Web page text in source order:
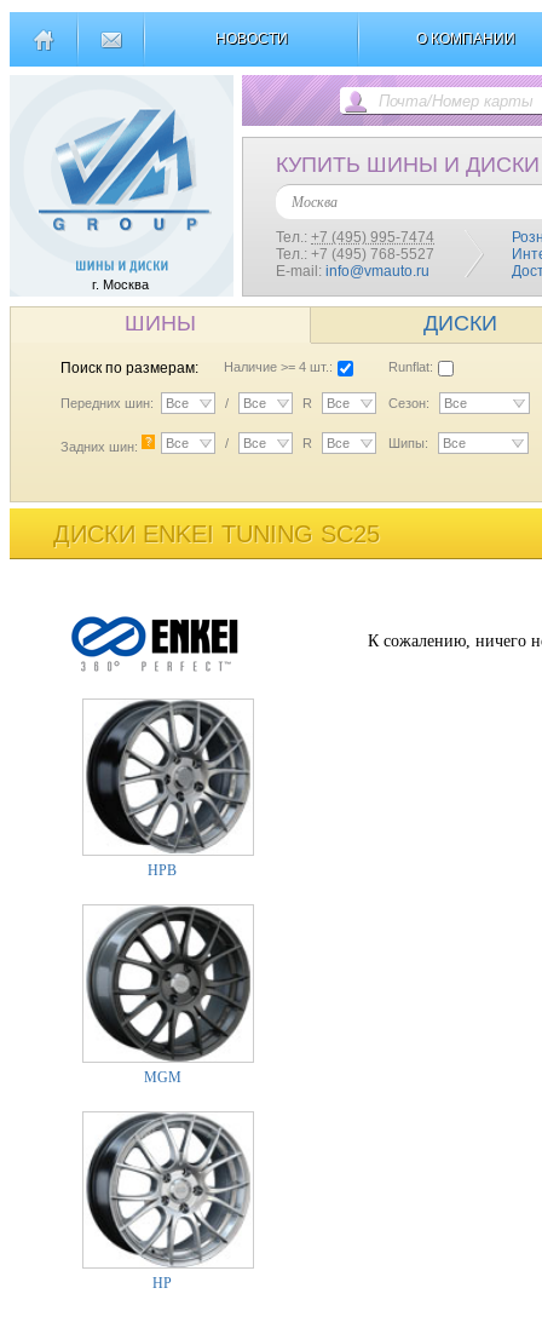
НОВОСТИ О КОМПАНИИ
г. Москва
КУПИТЬ ШИНЫ И ДИСКИ
Москва
Тел.: +7 (495) 995-7474
Тел.: +7 (495) 768-5527
E-mail: info@vmauto.ru
ШИНЫ ДИСКИ
Поиск по размерам: Наличие >= 4 шт.: Runflat:
Передних шин: Все / Все R Все Сезон: Все
Задних шин: ? Все / Все R Все Шипы: Все
ДИСКИ ENKEI TUNING SC25
HPB
MGM
HP
К сожалению, ничего